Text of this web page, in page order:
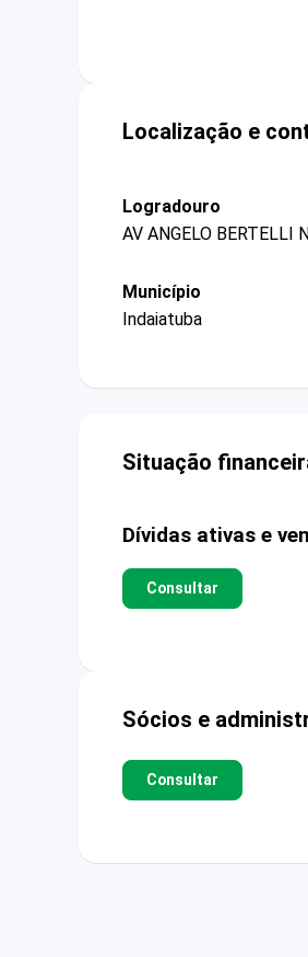
Localização e
Logradouro
AV ANGELO BERTELLI
Município
Indaiatuba
Situação
Dívidas ativas e
Consultar
Sócios e
Consultar